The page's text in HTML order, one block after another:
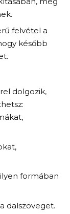
felvétel a
később
dolgozik,
formában
dalszöveget.